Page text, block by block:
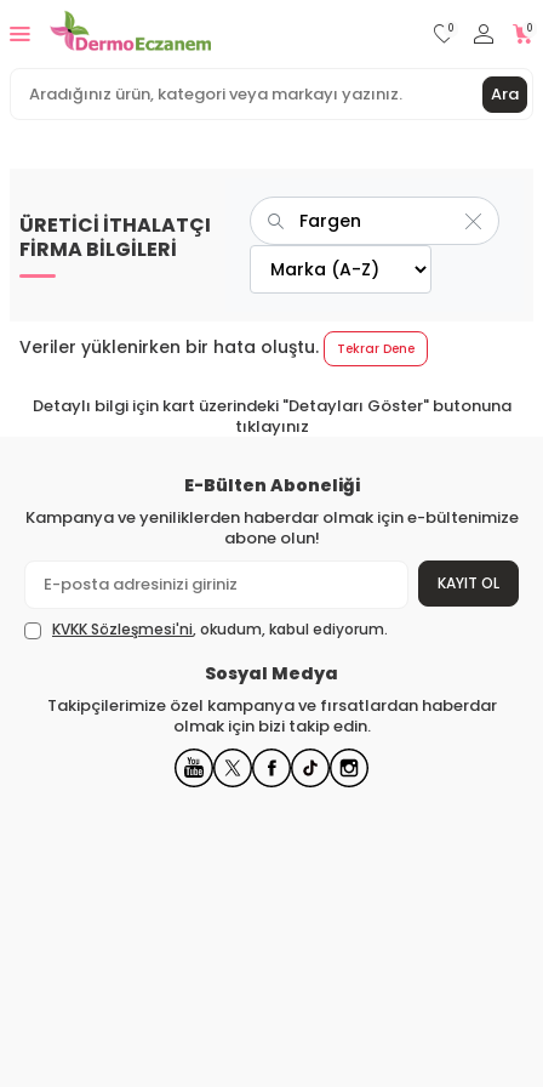
Ara
0 0
ÜRETİCİ İTHALATÇI
FİRMA BİLGİLERİ
Veriler yüklenirken bir hata oluştu. Tekrar Dene
Detaylı bilgi için kart üzerindeki "Detayları Göster" butonuna
tıklayınız
E-Bülten Aboneliği
Kampanya ve yeniliklerden haberdar olmak için e-bültenimize
abone olun!
KAYIT OL
KVKK Sözleşmesi'ni, okudum, kabul ediyorum.
Sosyal Medya
Takipçilerimize özel kampanya ve fırsatlardan haberdar
olmak için bizi takip edin.